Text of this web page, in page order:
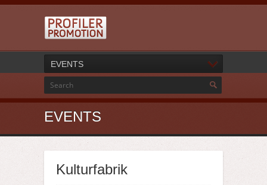
EVENTS
EVENTS
Kulturfabrik